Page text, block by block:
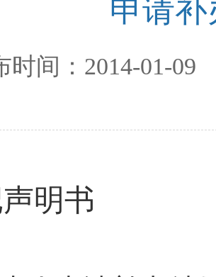
申请
时间： 2014-01-09
明书